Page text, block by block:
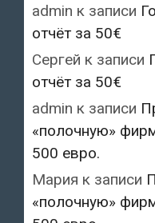
admin к записи
отчёт за 50€
Сергей к записи
отчёт за 50€
admin к записи
«полочную»
500 евро.
Мария к записи
«полочную»